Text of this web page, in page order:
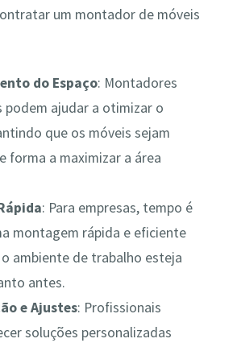
um montador de móveis
do Espaço: Montadores
podem ajudar a otimizar o
que os móveis sejam
forma a maximizar a área
: Para empresas, tempo é
montagem rápida e eficiente
ambiente de trabalho esteja
antes.
e Ajustes: Profissionais
soluções personalizadas